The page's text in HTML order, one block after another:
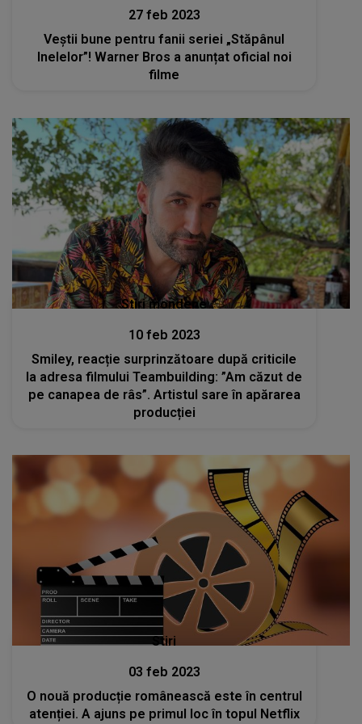
27 feb 2023
Veștii bune pentru fanii seriei „Stăpânul
Inelelor”! Warner Bros a anunțat oficial noi
filme
Stiri mondene
10 feb 2023
Smiley, reacție surprinzătoare după criticile
la adresa filmului Teambuilding: ”Am căzut de
pe canapea de râs”. Artistul sare în apărarea
producției
Stiri
03 feb 2023
O nouă producție românească este în centrul
atenției. A ajuns pe primul loc în topul Netflix